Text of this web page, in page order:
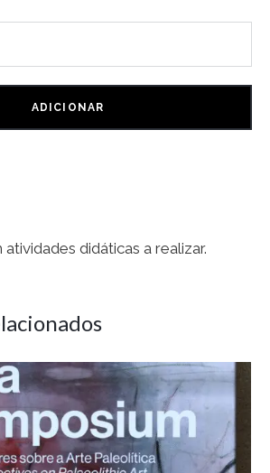
ADICIONAR
didáticas a realizar.